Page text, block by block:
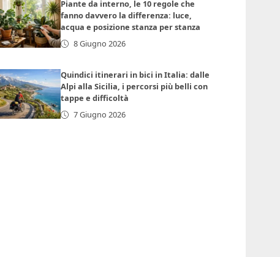
Piante da interno, le 10 regole che
fanno davvero la differenza: luce,
acqua e posizione stanza per stanza
8 Giugno 2026
Quindici itinerari in bici in Italia: dalle
Alpi alla Sicilia, i percorsi più belli con
tappe e difficoltà
7 Giugno 2026